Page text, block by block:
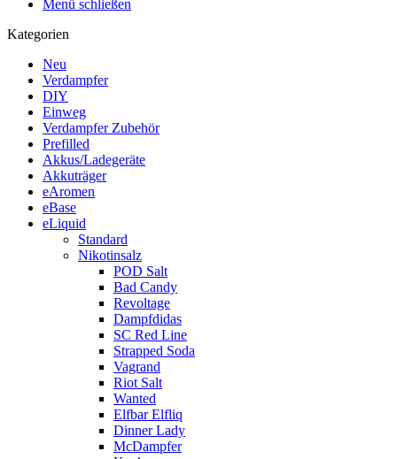
Menü schließen
Kategorien
Neu
Verdampfer
DIY
Einweg
Verdampfer Zubehör
Prefilled
Akkus/Ladegeräte
Akkuträger
eAromen
eBase
eLiquid
Standard
Nikotinsalz
POD Salt
Bad Candy
Revoltage
Dampfdidas
SC Red Line
Strapped Soda
Vagrand
Riot Salt
Wanted
Elfbar Elfliq
Dinner Lady
McDampfer